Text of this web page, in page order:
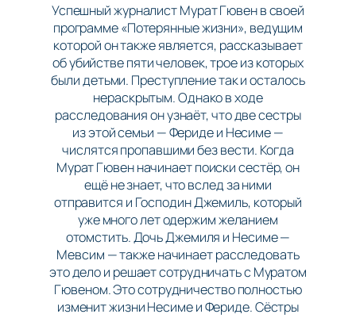
Успешный журналист Мурат Гювен в своей
программе «Потерянные жизни», ведущим
которой он также является, рассказывает
об убийстве пяти человек, трое из которых
были детьми. Преступление так и осталось
нераскрытым. Однако в ходе
расследования он узнаёт, что две сестры
из этой семьи — Фериде и Несиме —
числятся пропавшими без вести. Когда
Мурат Гювен начинает поиски сестёр, он
ещё не знает, что вслед за ними
отправится и Господин Джемиль, который
уже много лет одержим желанием
отомстить. Дочь Джемиля и Несиме —
Мевсим — также начинает расследовать
это дело и решает сотрудничать с Муратом
Гювеном. Это сотрудничество полностью
изменит жизни Несиме и Фериде. Сёстры